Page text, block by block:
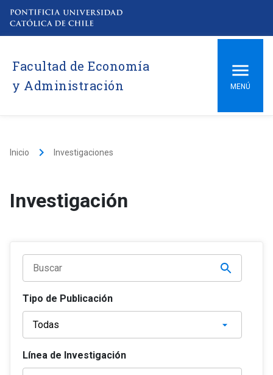
Facultad de Economía
y Administración
MENÚ
Inicio keyboard_arrow_right Investigaciones
Investigación
Tipo de Publicación
Línea de Investigación